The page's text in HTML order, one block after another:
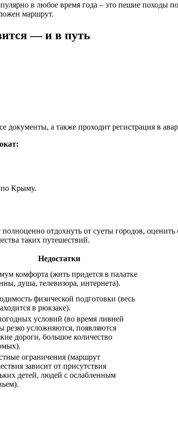
в любое время года – это пешие
маршрут.
— и в путь
документы, а также проходит регистрация в
по Крыму.
отдохнуть от суеты городов,
таких путешествий.
Недостатки
комфорта (жить придется в палатке
душа, телевизора, интернета).
физической подготовки (весь
в рюкзаке).
условий (во время ливней
резко усложняются, появляются
дороги, большое количество
ограничения (маршрут
зависит от присутствия
детей, людей с ослабленным